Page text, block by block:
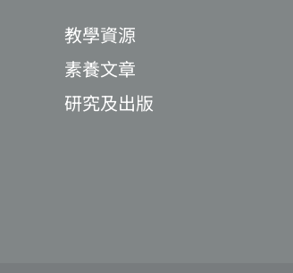
教學資源
素養文章
研究及出版